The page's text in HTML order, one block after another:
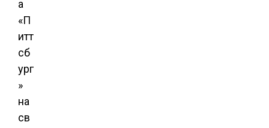
а
«П
итт
сб
ург
»
на
св